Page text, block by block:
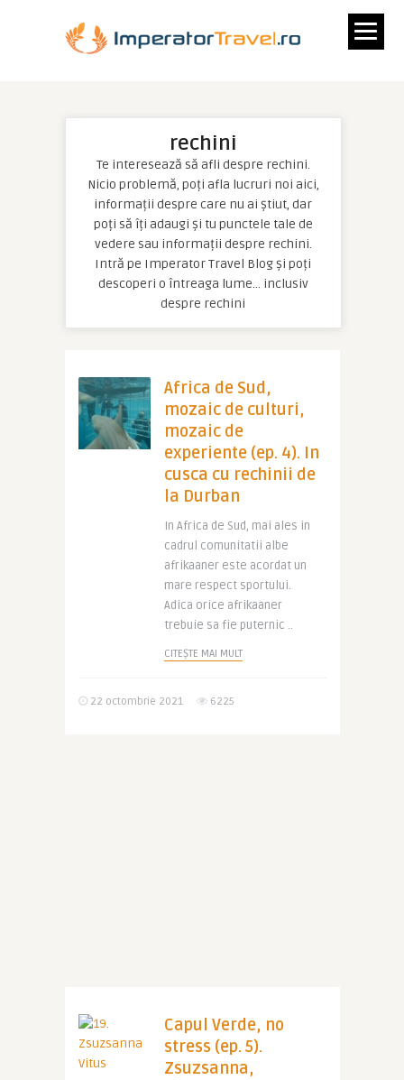
rechini
Te interesează să afli despre rechini.
Nicio problemă, poți afla lucruri noi aici,
informații despre care nu ai știut, dar
poți să îți adaugi și tu punctele tale de
vedere sau informații despre rechini.
Intră pe Imperator Travel Blog și poți
descoperi o întreaga lume… inclusiv
despre rechini
Africa de Sud,
mozaic de culturi,
mozaic de
experiente (ep. 4). In
cusca cu rechinii de
la Durban
In Africa de Sud, mai ales in
cadrul comunitatii albe
afrikaaner este acordat un
mare respect sportului.
Adica orice afrikaaner
trebuie sa fie puternic ..
CITEȘTE MAI MULT
22 octombrie 2021 6225
Capul Verde, no
stress (ep. 5).
Zsuzsanna,